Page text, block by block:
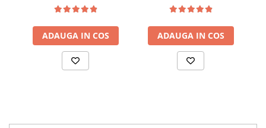
ADAUGA IN COS ADAUGA IN COS